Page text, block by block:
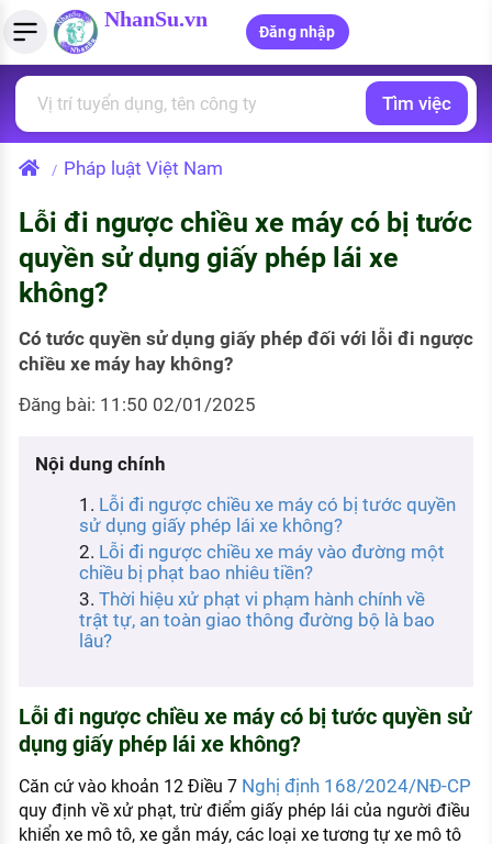
NhanSu.vn
Đăng nhập
Tìm việc làm
Việc làm ngành luật
Việc làm lương cao
Việc làm tốt nhất
CÔNG TY
Quản lý CV
Tải CV lên
Tạo CV trực tuyến
MẪU CV THEO STYLE
Mẫu CV đơn giản
Mẫu CV hiện đại
Tính lương Gross - Net
Tính thuế thu nhập cá nhân
Tính trợ cấp thất nghiệp
PHÁP LUẬT VIỆT NAM
Văn bản pháp luật
PHÁP LUẬT LAO ĐỘNG
Lao động và tiền lương
Thuế thu nhập
Chính sách lao động
KHÁM PHÁ NGHỀ NGHIỆP
Tử vi nghề nghiệp
Kỹ năng nghề nghiệp
HƯỚNG NGHIỆP VIỆC LÀM
Xu hướng việc làm
XÂY DỰNG VÀ PHÁT TRIỂN ĐỘI NGŨ
NHÂN SỰ
TUYỂN DỤNG VIỆC LÀM
Tìm việc
/ Pháp luật Việt Nam
Lỗi đi ngược chiều xe máy có bị tước
quyền sử dụng giấy phép lái xe
không?
Có tước quyền sử dụng giấy phép đối với lỗi đi ngược
chiều xe máy hay không?
Đăng bài: 11:50 02/01/2025
Nội dung chính
Lỗi đi ngược chiều xe máy có bị tước quyền
sử dụng giấy phép lái xe không?
Lỗi đi ngược chiều xe máy vào đường một
chiều bị phạt bao nhiêu tiền?
Thời hiệu xử phạt vi phạm hành chính về
trật tự, an toàn giao thông đường bộ là bao
lâu?
Lỗi đi ngược chiều xe máy có bị tước quyền sử
dụng giấy phép lái xe không?
Căn cứ vào khoản 12 Điều 7 Nghị định 168/2024/NĐ-CP
quy định về xử phạt, trừ điểm giấy phép lái của người điều
khiển xe mô tô, xe gắn máy, các loại xe tương tự xe mô tô